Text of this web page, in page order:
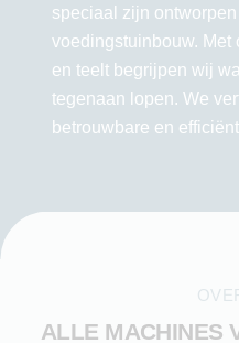
speciaal zijn
voedingstuinbouw. Met
en teelt begrijpen wij
tegenaan lopen. We
betrouwbare en
ALLE MACHINES